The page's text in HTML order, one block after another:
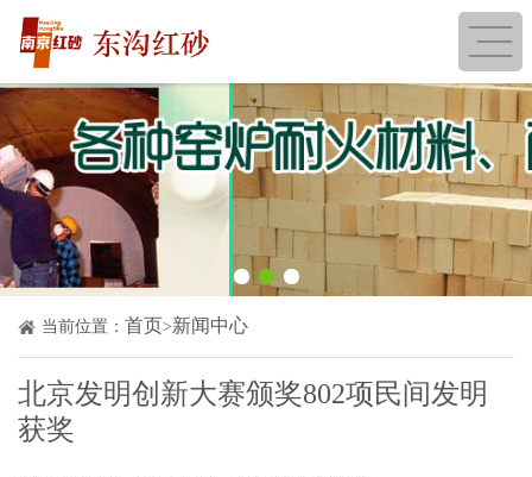
当前位置： 首页>新闻中心
北京发明创新大赛颁奖802项民间发明
获奖